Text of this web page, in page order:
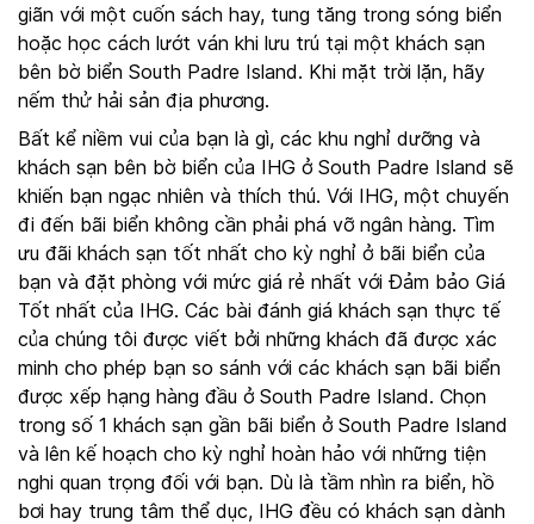
giãn với một cuốn sách hay, tung tăng trong sóng biển
hoặc học cách lướt ván khi lưu trú tại một khách sạn
bên bờ biển South Padre Island. Khi mặt trời lặn, hãy
nếm thử hải sản địa phương.
Bất kể niềm vui của bạn là gì, các khu nghỉ dưỡng và
khách sạn bên bờ biển của IHG ở South Padre Island sẽ
khiến bạn ngạc nhiên và thích thú. Với IHG, một chuyến
đi đến bãi biển không cần phải phá vỡ ngân hàng. Tìm
ưu đãi khách sạn tốt nhất cho kỳ nghỉ ở bãi biển của
bạn và đặt phòng với mức giá rẻ nhất với Đảm bảo Giá
Tốt nhất của IHG. Các bài đánh giá khách sạn thực tế
của chúng tôi được viết bởi những khách đã được xác
minh cho phép bạn so sánh với các khách sạn bãi biển
được xếp hạng hàng đầu ở South Padre Island. Chọn
trong số 1 khách sạn gần bãi biển ở South Padre Island
và lên kế hoạch cho kỳ nghỉ hoàn hảo với những tiện
nghi quan trọng đối với bạn. Dù là tầm nhìn ra biển, hồ
bơi hay trung tâm thể dục, IHG đều có khách sạn dành